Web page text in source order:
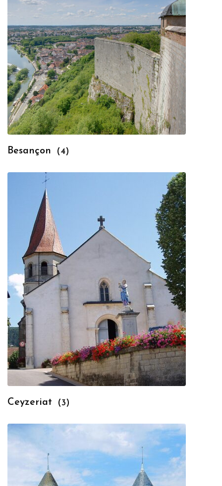
Besançon (4)
Ceyzeriat (3)